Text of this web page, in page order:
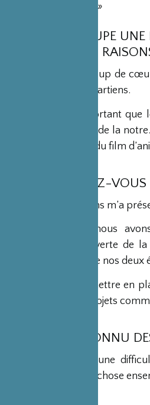
autre culture »
LE JAPON OCCUPE
POUR QUELLES
C’est d’abord un coup de
partager avec les Isartiens.
Il me semble important que
culture, à l’opposé de la
dans les domaines du film
COMMENT AVEZ-VOUS
Une de mes relations m’a
Progressivement, nous
l’écoute, la découverte de
naturellement entre nos deux
L’objectif était de mettre en
formes : séjours, projets
AVEZ-VOUS CONNU
Je n’ai ressenti aucune
construire quelque chose